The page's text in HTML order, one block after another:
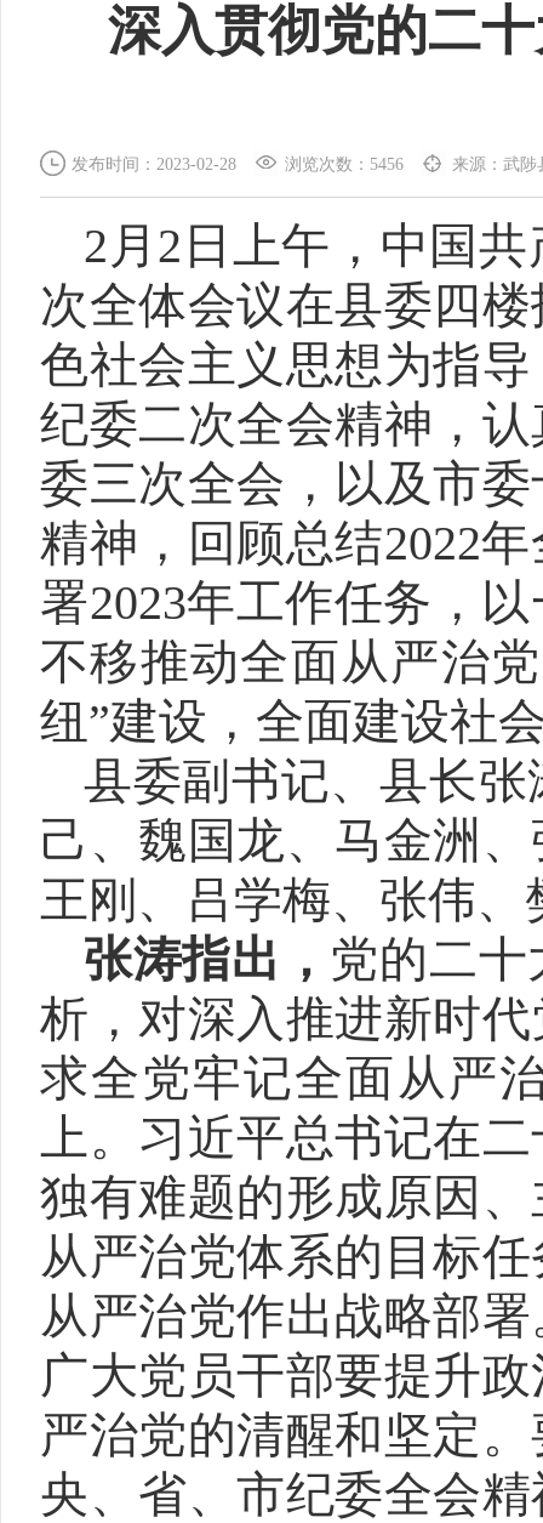
深入贯彻党的二
发布时间：2023-02-28 浏览次数：5456 来源：武陟
2月2日上午，中国
次全体会议在县委四
色社会主义思想为指
纪委二次全会精神，
委三次全会，以及市
精神，回顾总结2022
署2023年工作任务，
不移推动全面从严治
纽”建设，全面建设社
县委副书记、县长
己、魏国龙、马金洲
王刚、吕学梅、张伟
张涛指出， 党的二
析，对深入推进新时
求全党牢记全面从严
上。习近平总书记在
独有难题的形成原因
从严治党体系的目标
从严治党作出战略部
广大党员干部要提升
严治党的清醒和坚定
央、省、市纪委全会